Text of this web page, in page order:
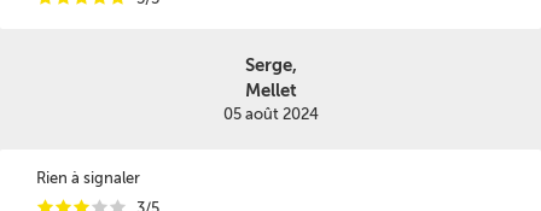
Serge,
Mellet
05 août 2024
Rien à signaler
iiiii